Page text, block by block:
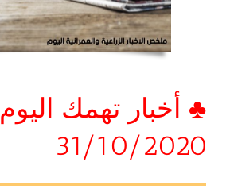
♣ أخبار تهمك اليوم
31/10/2020